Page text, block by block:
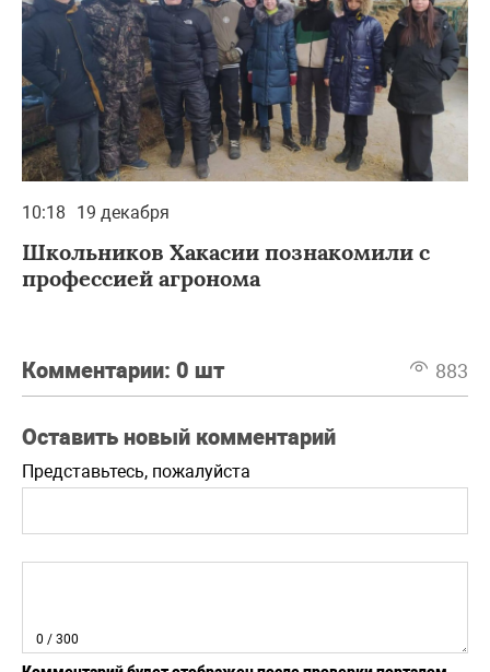
10:18 19 декабря
Школьников Хакасии познакомили с
профессией агронома
Комментарии: 0 шт 883
Оставить новый комментарий
Представьтесь, пожалуйста
0 / 300